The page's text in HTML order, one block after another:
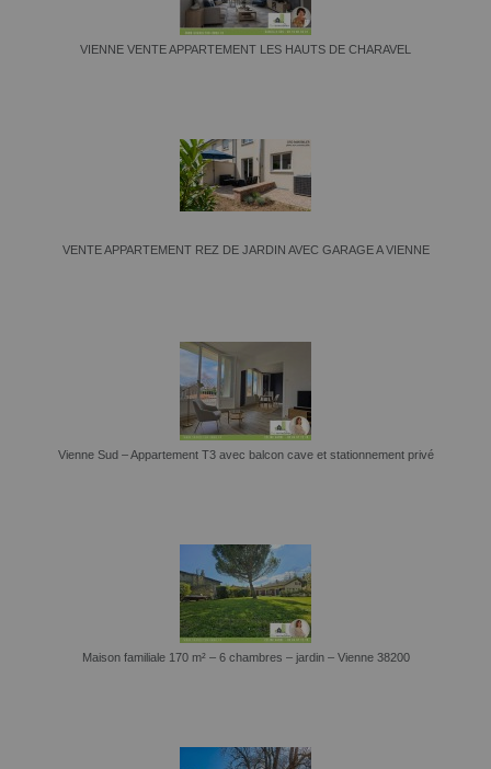
VIENNE VENTE APPARTEMENT LES HAUTS DE CHARAVEL
VENTE APPARTEMENT REZ DE JARDIN AVEC GARAGE A VIENNE
Vienne Sud – Appartement T3 avec balcon cave et stationnement privé
Maison familiale 170 m² – 6 chambres – jardin – Vienne 38200